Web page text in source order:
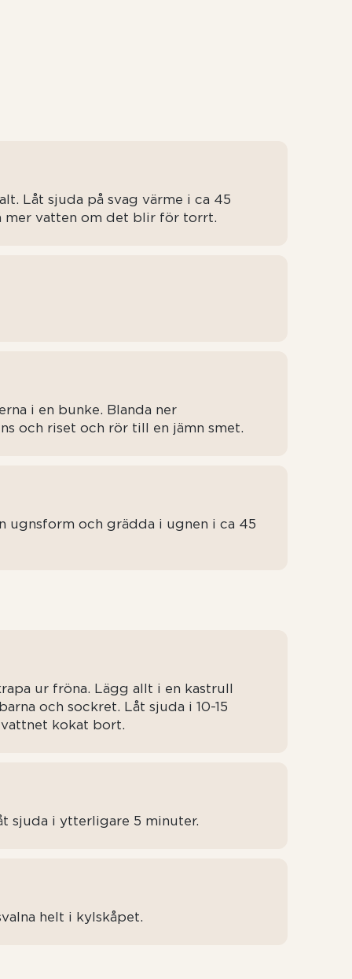
Låt sjuda på svag värme i ca 45
mer vatten om det blir för torrt.
i en bunke. Blanda ner
och riset och rör till en jämn smet.
ugnsform och grädda i ugnen i ca 45
ur fröna. Lägg allt i en kastrull
och sockret. Låt sjuda i 10-15
kokat bort.
sjuda i ytterligare 5 minuter.
helt i kylskåpet.